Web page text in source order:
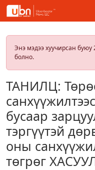
Энэ мэдээ хуучирсан
болно.
ТАНИЛЦ:
бусаар
тэргүүтэй
оны
төгрөг